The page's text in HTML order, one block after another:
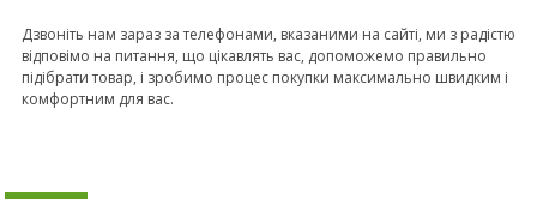
Дзвоніть нам зараз за телефонами, вказаними на сайтi, ми з радістю
відповімо на питання, що цікавлять вас, допоможемо правильно
підібрати товар, і зробимо процес покупки максимально швидким і
комфортним для вас.